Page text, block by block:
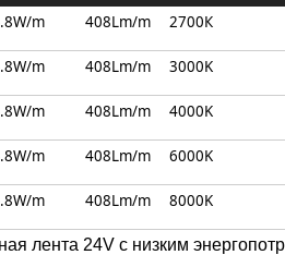
m 408Lm/m 2700К
m 408Lm/m 3000K
m 408Lm/m 4000K
m 408Lm/m 6000K
m 408Lm/m 8000K
лента 24V c низким